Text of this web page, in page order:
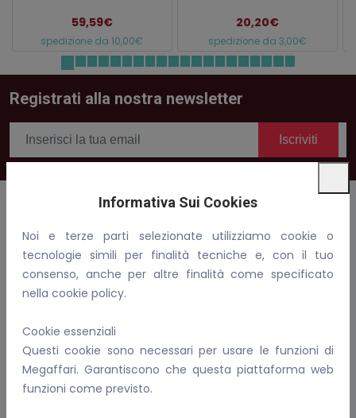
Informativa Sui Cookies
Noi e terze parti selezionate utilizziamo cookie o
tecnologie simili per finalità tecniche e, con il tuo
consenso, anche per altre finalità come specificato
nella cookie policy.
Cookie essenziali
Questi cookie sono necessari per usare le funzioni di
Megaffari. Garantiscono che questa piattaforma web
funzioni come previsto.
59,59€
spedizione da 10,00€
20,20€
spedizione da 3,00€
Registrati alla nostra newsletter
Iscriviti
Benvenuti in Megaffari, compra, vendi e fai affari!
Email:
info@megaffari.com
P.IVA: 02081690899
Per Conoscerci Meglio